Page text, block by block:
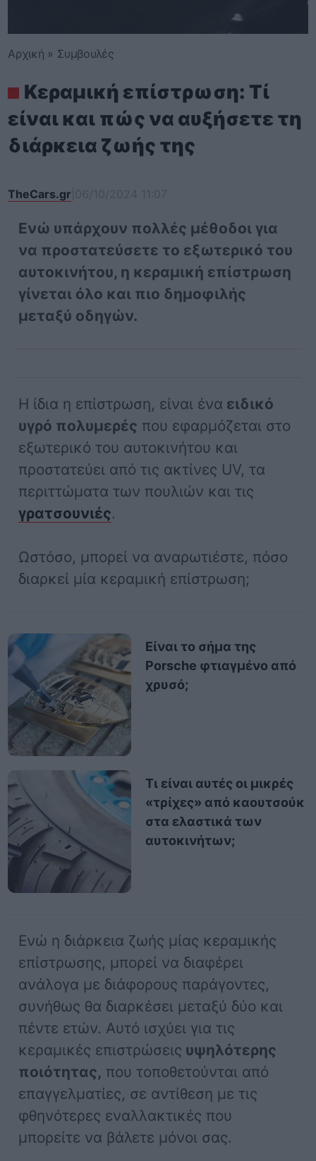
Αρχική » Συμβουλές
Κεραμική επίστρωση: Τί
είναι και πώς να αυξήσετε τη
διάρκεια ζωής της
TheCars.gr
Ενώ υπάρχουν πολλές μέθοδοι για
να προστατεύσετε το εξωτερικό του
αυτοκινήτου, η κεραμική επίστρωση
γίνεται όλο και πιο δημοφιλής
μεταξύ οδηγών.
Η ίδια η επίστρωση, είναι ένα ειδικό
υγρό πολυμερές που εφαρμόζεται στο
εξωτερικό του αυτοκινήτου και
προστατεύει από τις ακτίνες UV, τα
περιττώματα των πουλιών και τις
γρατσουνιές.
Ωστόσο, μπορεί να αναρωτιέστε, πόσο
διαρκεί μία κεραμική επίστρωση;
Είναι το σήμα της
Porsche φτιαγμένο από
χρυσό;
Τι είναι αυτές οι μικρές
«τρίχες» από καουτσούκ
στα ελαστικά των
αυτοκινήτων;
Ενώ η διάρκεια ζωής μίας κεραμικής
επίστρωσης, μπορεί να διαφέρει
ανάλογα με διάφορους παράγοντες,
συνήθως θα διαρκέσει μεταξύ δύο και
πέντε ετών. Αυτό ισχύει για τις
κεραμικές επιστρώσεις υψηλότερης
ποιότητας, που τοποθετούνται από
επαγγελματίες, σε αντίθεση με τις
φθηνότερες εναλλακτικές που
μπορείτε να βάλετε μόνοι σας.